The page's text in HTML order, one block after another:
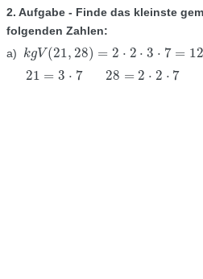
2. Aufgabe - Finde das kleinste
folgenden Zahlen:
a) kgV(21, 28) = 2 ⋅ 2 ⋅ 3 ⋅ 7 = 12
kgV(21,28)=2⋅ 2⋅3 ⋅7 = 12⋅ 7= 84
21 = 3 ⋅ 7
21=3⋅ 7 28 = 2 ⋅ 2 ⋅ 7
28= 2⋅2⋅7